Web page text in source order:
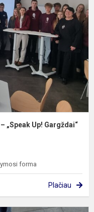
Up! Gargždai“
forma
Plačiau